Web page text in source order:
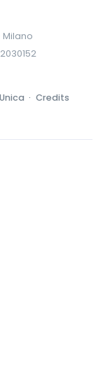
Milano
· Credits